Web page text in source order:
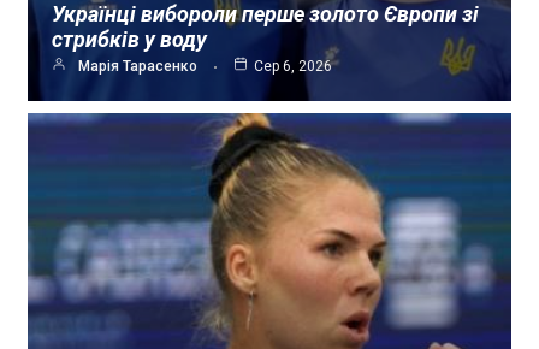
Українці вибороли перше золото Європи зі
стрибків у воду
Марія Тарасенко Сер 6, 2026